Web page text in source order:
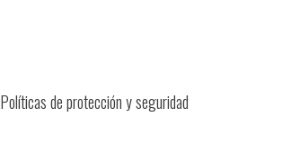
Políticas de protección y seguridad